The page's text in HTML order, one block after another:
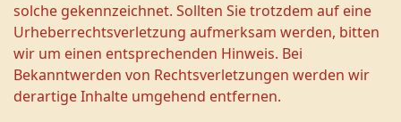
solche gekennzeichnet. Sollten Sie trotzdem auf eine
Urheberrechtsverletzung aufmerksam werden, bitten
wir um einen entsprechenden Hinweis. Bei
Bekanntwerden von Rechtsverletzungen werden wir
derartige Inhalte umgehend entfernen.